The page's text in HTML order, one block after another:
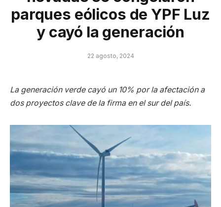
parques eólicos de YPF Luz
y cayó la generación
22 agosto, 2024
La generación verde cayó un 10% por la afectación a
dos proyectos clave de la firma en el sur del país.